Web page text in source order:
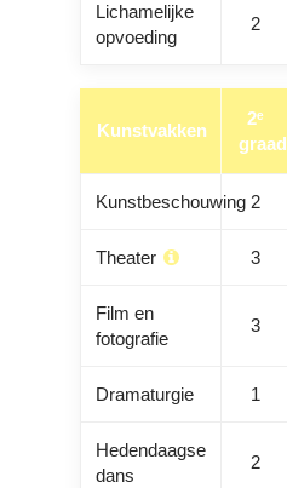
Lichamelijke
opvoeding
2
Kunstvakken
2ᵉ
graad
Kunstbeschouwing 2
Theater 3
Film en
fotografie
3
Dramaturgie 1
Hedendaagse
dans
2